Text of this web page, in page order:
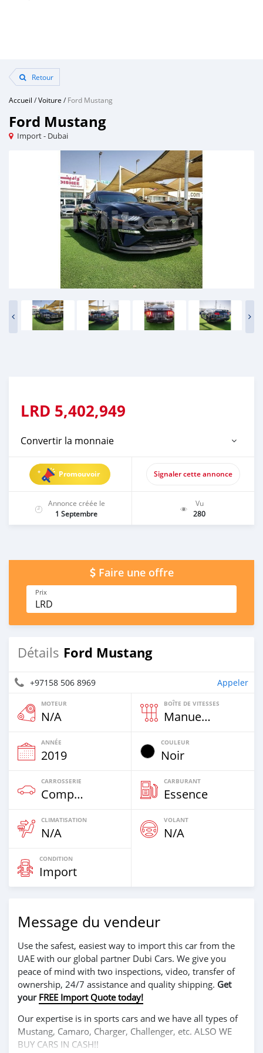
Retour
Accueil /Voiture /Ford Mustang
Ford Mustang
Import - Dubai
LRD 5,402,949
Convertir la monnaie
Promouvoir Signaler cette annonce
Annonce créée le
1 Septembre
Vu
280
Faire une offre
Prix
LRD
Détails Ford Mustang
+97158 506 8969 Appeler
MOTEUR
N/A
BOÎTE DE VITESSES
Manuelle
ANNÉE
2019
COULEUR
Noir
CARROSSERIE
Compacte
CARBURANT
Essence
CLIMATISATION
N/A
VOLANT
N/A
CONDITION
Import
Message du vendeur
Use the safest, easiest way to import this car from the
UAE with our global partner Dubi Cars. We give you
peace of mind with two inspections, video, transfer of
ownership, 24/7 assistance and quality shipping. Get
your FREE Import Quote today!
Our expertise is in sports cars and we have all types of
Mustang, Camaro, Charger, Challenger, etc. ALSO WE
BUY CARS IN CASH!!